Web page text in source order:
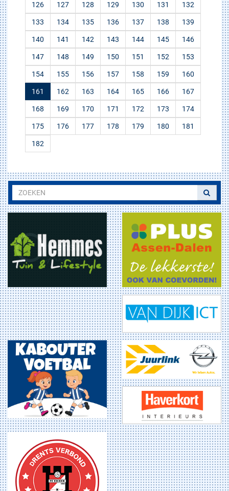
126 127 128 129 130 131 132
133 134 135 136 137 138 139
140 141 142 143 144 145 146
147 148 149 150 151 152 153
154 155 156 157 158 159 160
161 162 163 164 165 166 167
168 169 170 171 172 173 174
175 176 177 178 179 180 181
182